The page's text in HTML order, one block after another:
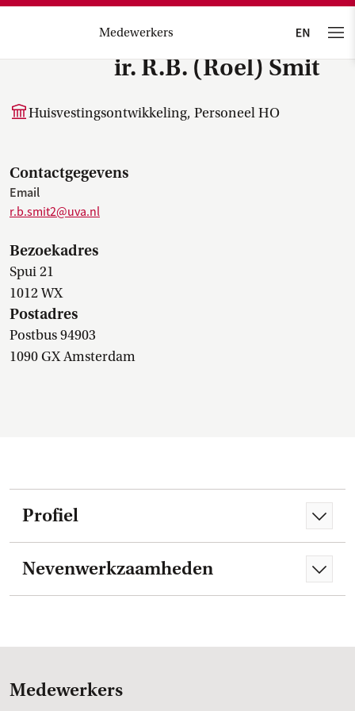
Medewerkers
ir. R.B. (Roel) Smit
Huisvestingsontwikkeling, Personeel HO
Contactgegevens
Email
r.b.smit2@uva.nl
Bezoekadres
Spui 21
1012 WX
Postadres
Postbus 94903
1090 GX Amsterdam
Profiel
Nevenwerkzaamheden
Medewerkers